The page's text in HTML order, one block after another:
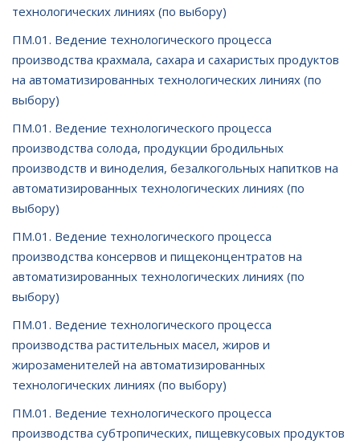
технологических линиях (по выбору)
ПМ.01. Ведение технологического процесса
производства крахмала, сахара и сахаристых продуктов
на автоматизированных технологических линиях (по
выбору)
ПМ.01. Ведение технологического процесса
производства солода, продукции бродильных
производств и виноделия, безалкогольных напитков на
автоматизированных технологических линиях (по
выбору)
ПМ.01. Ведение технологического процесса
производства консервов и пищеконцентратов на
автоматизированных технологических линиях (по
выбору)
ПМ.01. Ведение технологического процесса
производства растительных масел, жиров и
жирозаменителей на автоматизированных
технологических линиях (по выбору)
ПМ.01. Ведение технологического процесса
производства субтропических, пищевкусовых продуктов